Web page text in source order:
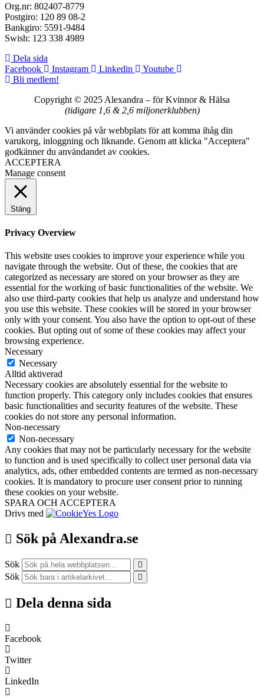
Org.nr: 802407-8779
Postgiro: 120 89 08-2
Bankgiro: 5591-9484
Swish: 123 338 4989
Dela sida
Facebook
Instagram Linkedin
Youtube
Bli medlem!
Copyright © 2025 Alexandra – för Kvinnor & Hälsa
(tidigare 1,6 & 2,6 miljonerklubben)
Vi använder cookies på vår webbplats för att komma ihåg din
varukorg, inloggning och liknande. Genom att klicka "Acceptera"
godkänner du användandet av cookies.
ACCEPTERA
Manage consent
Stäng
Privacy Overview
This website uses cookies to improve your experience while you
navigate through the website. Out of these, the cookies that are
categorized as necessary are stored on your browser as they are
essential for the working of basic functionalities of the website. We
also use third-party cookies that help us analyze and understand how
you use this website. These cookies will be stored in your browser
only with your consent. You also have the option to opt-out of these
cookies. But opting out of some of these cookies may affect your
browsing experience.
Necessary
Necessary
Alltid aktiverad
Necessary cookies are absolutely essential for the website to
function properly. This category only includes cookies that ensures
basic functionalities and security features of the website. These
cookies do not store any personal information.
Non-necessary
Non-necessary
Any cookies that may not be particularly necessary for the website
to function and is used specifically to collect user personal data via
analytics, ads, other embedded contents are termed as non-necessary
cookies. It is mandatory to procure user consent prior to running
these cookies on your website.
SPARA OCH ACCEPTERA
Drivs med
Sök på Alexandra.se
Sök
Sök
Dela denna sida
Facebook
Twitter
LinkedIn